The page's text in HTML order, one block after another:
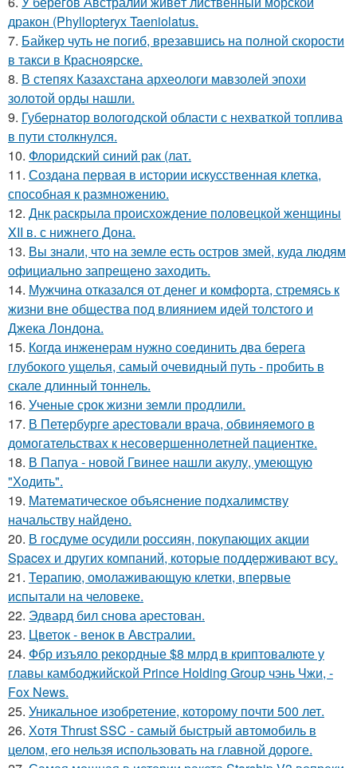
дракон (Phyllopteryx Taeniolatus.
7. Байкер чуть не погиб, врезавшись на полной скорости
в такси в Красноярске.
8. В степях Казахстана археологи мавзолей эпохи
золотой орды нашли.
9. Губернатор вологодской области с нехваткой топлива
в пути столкнулся.
10. Флоридский синий рак (лат.
11. Создана первая в истории искусственная клетка,
способная к размножению.
12. Днк раскрыла происхождение половецкой женщины
XII в. с нижнего Дона.
13. Вы знали, что на земле есть остров змей, куда людям
официально запрещено заходить.
14. Мужчина отказался от денег и комфорта, стремясь к
жизни вне общества под влиянием идей толстого и
Джека Лондона.
15. Когда инженерам нужно соединить два берега
глубокого ущелья, самый очевидный путь - пробить в
скале длинный тоннель.
16. Ученые срок жизни земли продлили.
17. В Петербурге арестовали врача, обвиняемого в
домогательствах к несовершеннолетней пациентке.
18. В Папуа - новой Гвинее нашли акулу, умеющую
"Ходить".
19. Математическое объяснение подхалимству
начальству найдено.
20. В госдуме осудили россиян, покупающих акции
Spacex и других компаний, которые поддерживают всу.
21. Терапию, омолаживающую клетки, впервые
испытали на человеке.
22. Эдвард бил снова аpестован.
23. Цветок - венок в Австралии.
24. Фбр изъяло рекордные $8 млрд в криптовалюте у
главы камбоджийской Prince Holding Group чэнь Чжи, -
Fox News.
25. Уникальное изобретение, которому почти 500 лет.
26. Хотя Thrust SSC - самый быстрый автомобиль в
целом, его нельзя использовать на главной дороге.